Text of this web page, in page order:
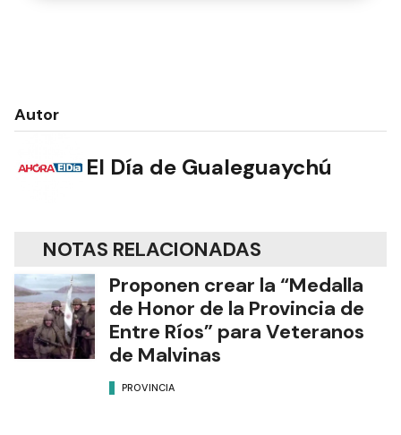
Autor
El Día de Gualeguaychú
NOTAS RELACIONADAS
Proponen crear la “Medalla
de Honor de la Provincia de
Entre Ríos” para Veteranos
de Malvinas
PROVINCIA